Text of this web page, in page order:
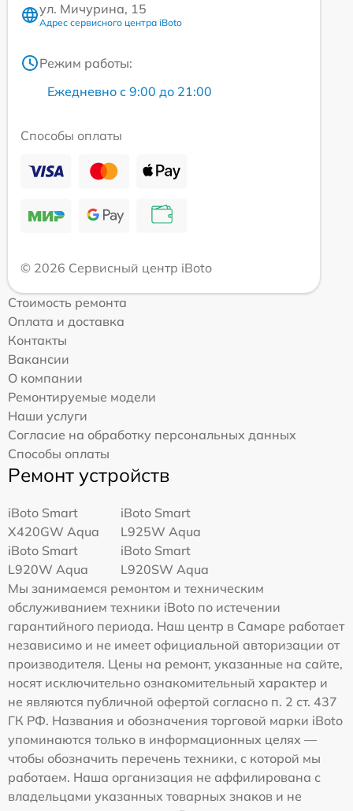
ул. Мичурина, 15
Адрес сервисного центра iBoto
Режим работы:
Ежедневно с 9:00 до 21:00
Способы оплаты
© 2026 Сервисный центр iBoto
Стоимость ремонта
Оплата и доставка
Контакты
Вакансии
О компании
Ремонтируемые модели
Наши услуги
Согласие на обработку персональных данных
Способы оплаты
Ремонт устройств
iBoto Smart
Х420GW Aqua
iBoto Smart
L925W Aqua
iBoto Smart
L920W Aqua
iBoto Smart
L920SW Aqua
Мы занимаемся ремонтом и техническим
обслуживанием техники iBoto по истечении
гарантийного периода. Наш центр в Самаре работает
независимо и не имеет официальной авторизации от
производителя. Цены на ремонт, указанные на сайте,
носят исключительно ознакомительный характер и
не являются публичной офертой согласно п. 2 ст. 437
ГК РФ. Названия и обозначения торговой марки iBoto
упоминаются только в информационных целях —
чтобы обозначить перечень техники, с которой мы
работаем. Наша организация не аффилирована с
владельцами указанных товарных знаков и не